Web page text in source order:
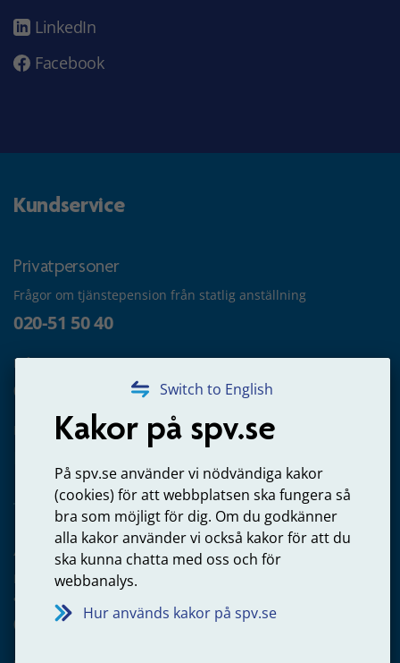
Switch to English
Kakor på spv.se
På spv.se använder vi nödvändiga kakor
(cookies) för att webbplatsen ska fungera så
bra som möjligt för dig. Om du godkänner
alla kakor använder vi också kakor för att du
ska kunna chatta med oss och för
webbanalys.
Hur används kakor på spv.se
LinkedIn
Facebook
Kundservice
Privatpersoner
Frågor om tjänstepension från statlig anställning
020-51 50 40
Frågor om utbetalning
020-65 00 65
Kontakta oss
Arbetsgivare
Frågor om administration av tjänstepension från statlig
anställning
060-18 75 03